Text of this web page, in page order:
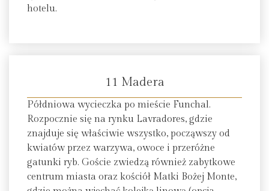
hotelu.
11 Madera
Półdniowa wycieczka po mieście Funchal.
Rozpocznie się na rynku Lavradores, gdzie
znajduje się właściwie wszystko, począwszy od
kwiatów przez warzywa, owoce i przeróżne
gatunki ryb. Goście zwiedzą również zabytkowe
centrum miasta oraz kościół Matki Bożej Monte,